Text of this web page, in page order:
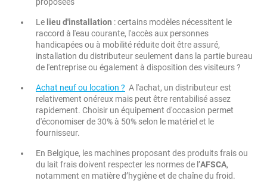
Le lieu d'installation : certains modèles nécessitent le
raccord à l'eau courante, l'accès aux personnes
handicapées ou à mobilité réduite doit être assuré,
installation du distributeur seulement dans la partie bureau
de l'entreprise ou également à disposition des visiteurs ?
Achat neuf ou location ? A l'achat, un distributeur est
relativement onéreux mais peut être rentabilisé assez
rapidement. Choisir un équipement d'occasion permet
d'économiser de 30% à 50% selon le matériel et le
fournisseur.
En Belgique, les machines proposant des produits frais ou
du lait frais doivent respecter les normes de l’AFSCA,
notamment en matière d’hygiène et de chaîne du froid.